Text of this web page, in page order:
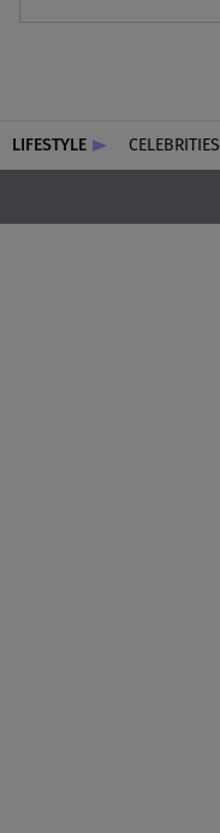
LIFESTYLE CELEBRITIES